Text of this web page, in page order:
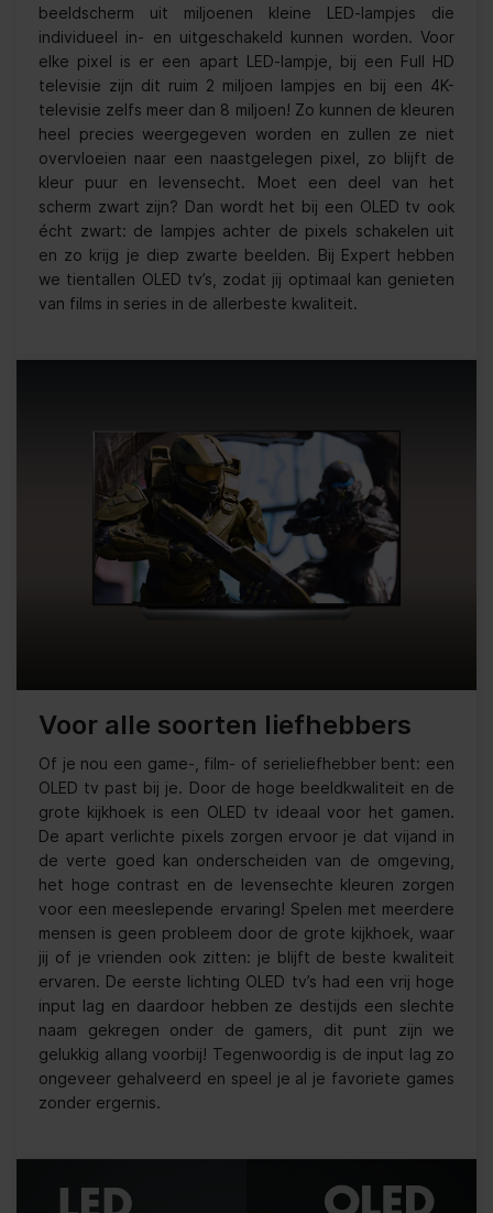
beeldscherm uit miljoenen kleine LED-lampjes die
individueel in- en uitgeschakeld kunnen worden. Voor
elke pixel is er een apart LED-lampje, bij een Full HD
televisie zijn dit ruim 2 miljoen lampjes en bij een 4K-
televisie zelfs meer dan 8 miljoen! Zo kunnen de kleuren
heel precies weergegeven worden en zullen ze niet
overvloeien naar een naastgelegen pixel, zo blijft de
kleur puur en levensecht. Moet een deel van het
scherm zwart zijn? Dan wordt het bij een OLED tv ook
écht zwart: de lampjes achter de pixels schakelen uit
en zo krijg je diep zwarte beelden. Bij Expert hebben
we tientallen OLED tv’s, zodat jij optimaal kan genieten
van films in series in de allerbeste kwaliteit.
Voor alle soorten liefhebbers
Of je nou een game-, film- of serieliefhebber bent: een
OLED tv past bij je. Door de hoge beeldkwaliteit en de
grote kijkhoek is een OLED tv ideaal voor het gamen.
De apart verlichte pixels zorgen ervoor je dat vijand in
de verte goed kan onderscheiden van de omgeving,
het hoge contrast en de levensechte kleuren zorgen
voor een meeslepende ervaring! Spelen met meerdere
mensen is geen probleem door de grote kijkhoek, waar
jij of je vrienden ook zitten: je blijft de beste kwaliteit
ervaren. De eerste lichting OLED tv’s had een vrij hoge
input lag en daardoor hebben ze destijds een slechte
naam gekregen onder de gamers, dit punt zijn we
gelukkig allang voorbij! Tegenwoordig is de input lag zo
ongeveer gehalveerd en speel je al je favoriete games
zonder ergernis.